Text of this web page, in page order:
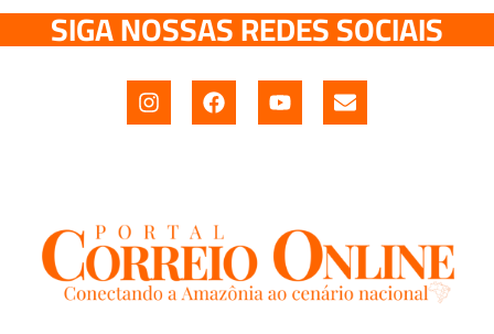
SIGA NOSSAS REDES SOCIAIS